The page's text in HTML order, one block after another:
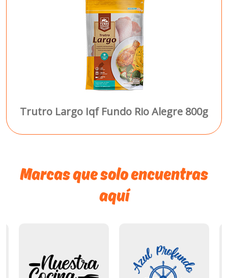
Trutro Largo Iqf Fundo Rio Alegre 800g
Marcas que solo encuentras
aquí